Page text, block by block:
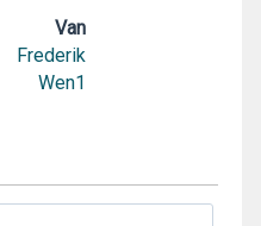
Van
Frederik
Wen1